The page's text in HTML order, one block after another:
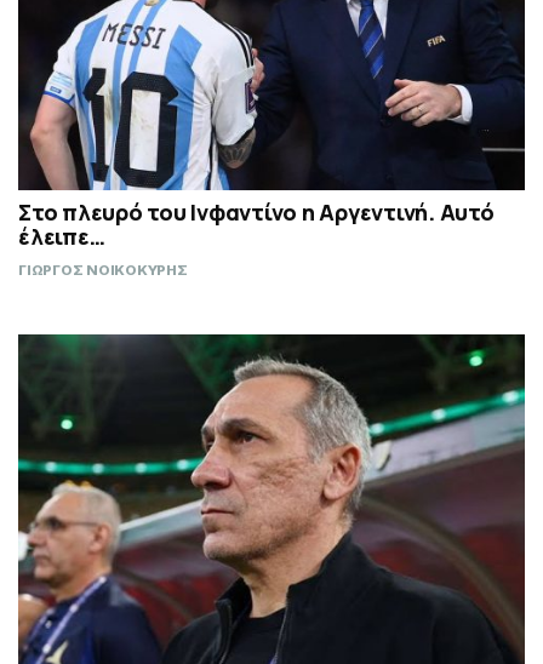
Στο πλευρό του Ινφαντίνο η Αργεντινή. Αυτό
έλειπε…
ΓΙΩΡΓΟΣ ΝΟΙΚΟΚΥΡΗΣ